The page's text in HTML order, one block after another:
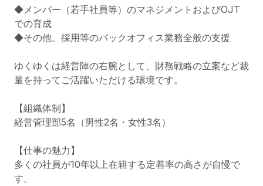
◆メンバー（若手社員等）のマネジメントおよびOJT
での育成
◆その他、採用等のバックオフィス業務全般の支援
ゆくゆくは経営陣の右腕として、財務戦略の立案など裁
量を持ってご活躍いただける環境です。
【組織体制】
経営管理部5名（男性2名・女性3名）
【仕事の魅力】
多くの社員が10年以上在籍する定着率の高さが自慢で
す。